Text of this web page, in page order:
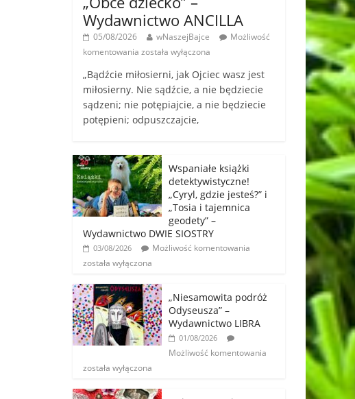
Wydawnictwo ANCILLA
05/08/2026 wNaszejBajce
Możliwość
komentowania została wyłączona
„Bądźcie miłosierni, jak Ojciec wasz jest
miłosierny. Nie sądźcie, a nie będziecie
sądzeni; nie potępiajcie, a nie będziecie
potępieni; odpuszczajcie,
Wspaniałe książki
detektywistyczne!
„Cyryl, gdzie jesteś?” i
„Tosia i tajemnica
geodety” –
Wydawnictwo DWIE SIOSTRY
03/08/2026
Możliwość komentowania
została wyłączona
„Niesamowita podróż
Odyseusza” –
Wydawnictwo LIBRA
01/08/2026
Możliwość komentowania
została wyłączona